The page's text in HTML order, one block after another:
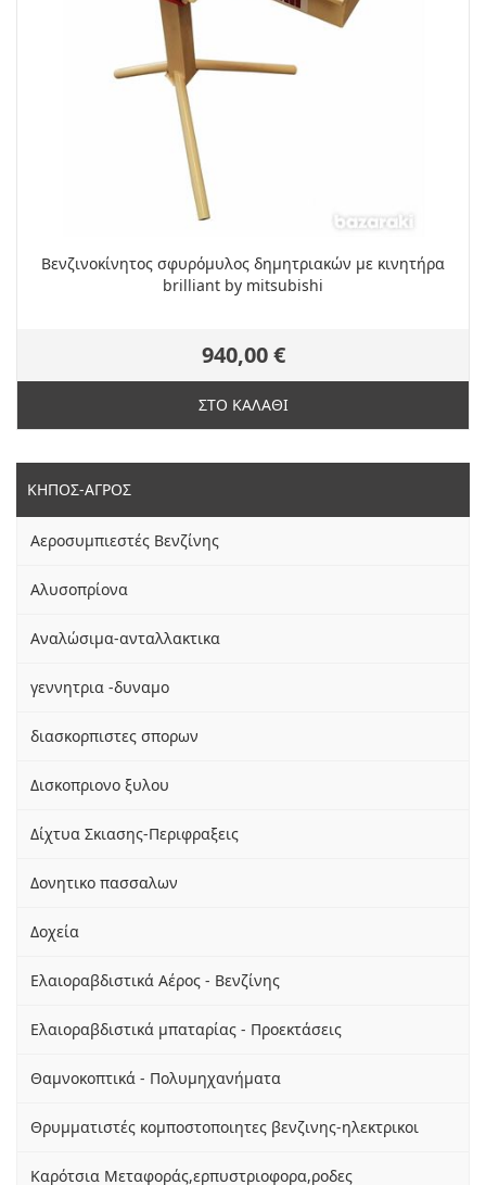
Βενζινοκίνητος σφυρόμυλος δημητριακών με κινητήρα
brilliant by mitsubishi
940,00 €
ΣΤΟ ΚΑΛΑΘΙ
ΚΗΠΟΣ-ΑΓΡΟΣ
Αεροσυμπιεστές Βενζίνης
Αλυσοπρίονα
Αναλώσιμα-ανταλλακτικα
γεννητρια -δυναμο
διασκορπιστες σπορων
Δισκοπριονο ξυλου
Δίχτυα Σκιασης-Περιφραξεις
Δονητικο πασσαλων
Δοχεία
Ελαιοραβδιστικά Αέρος - Βενζίνης
Ελαιοραβδιστικά μπαταρίας - Προεκτάσεις
Θαμνοκοπτικά - Πολυμηχανήματα
Θρυμματιστές κομποστοποιητες βενζινης-ηλεκτρικοι
Καρότσια Μεταφοράς,ερπυστριοφορα,ροδες